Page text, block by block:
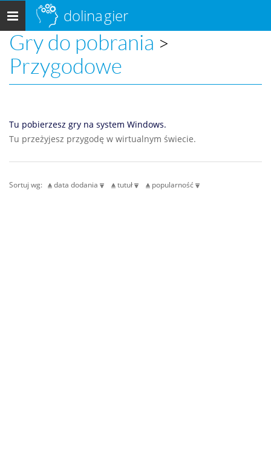
Menu
główne
dolinagier
Gry do pobrania >
Przygodowe
Tu pobierzesz gry na system Windows.
Tu przeżyjesz przygodę w wirtualnym świecie.
Sortuj wg: data dodania tutuł popularność